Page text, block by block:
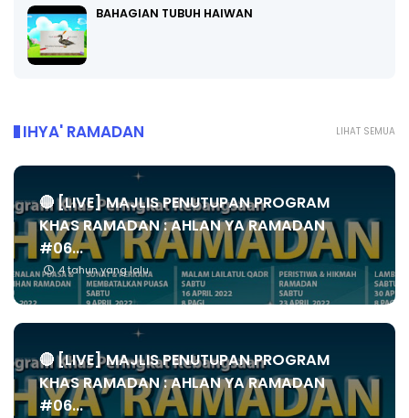
BAHAGIAN TUBUH HAIWAN
LIHAT SEMUA
IHYA' RAMADAN
🔴 [LIVE] MAJLIS PENUTUPAN PROGRAM
KHAS RAMADAN : AHLAN YA RAMADAN
#06...
4 tahun yang lalu
🔴 [LIVE] MAJLIS PENUTUPAN PROGRAM
KHAS RAMADAN : AHLAN YA RAMADAN
#06...